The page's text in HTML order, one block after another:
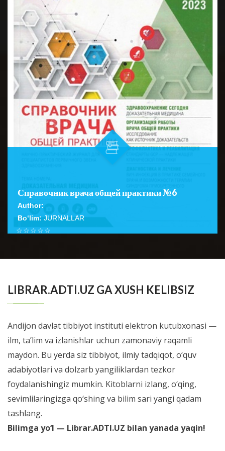
Справочник врача общей практики №6
Author:
Bo‘lim: JURNALLAR
☆
☆
☆
☆
☆
LIBRAR.ADTI.UZ GA XUSH KELIBSIZ
Andijon davlat tibbiyot instituti elektron kutubxonasi —
ilm, ta’lim va izlanishlar uchun zamonaviy raqamli
maydon. Bu yerda siz tibbiyot, ilmiy tadqiqot, o‘quv
adabiyotlari va dolzarb yangiliklardan tezkor
foydalanishingiz mumkin. Kitoblarni izlang, o‘qing,
sevimlilaringizga qo‘shing va bilim sari yangi qadam
tashlang.
Bilimga yo‘l — Librar.ADTI.UZ bilan yanada yaqin!